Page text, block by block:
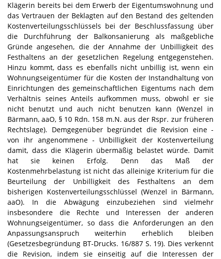
Klägerin bereits bei dem Erwerb der Eigentumswohnung und
das Vertrauen der Beklagten auf den Bestand des geltenden
Kostenverteilungsschlüssels bei der Beschlussfassung über
die Durchführung der Balkonsanierung als maßgebliche
Gründe angesehen, die der Annahme der Unbilligkeit des
Festhaltens an der gesetzlichen Regelung entgegenstehen.
Hinzu kommt, dass es ebenfalls nicht unbillig ist, wenn ein
Wohnungseigentümer für die Kosten der Instandhaltung von
Einrichtungen des gemeinschaftlichen Eigentums nach dem
Verhältnis seines Anteils aufkommen muss, obwohl er sie
nicht benutzt und auch nicht benutzen kann (Wenzel in
Bärmann, aaO, § 10 Rdn. 158 m.N. aus der Rspr. zur früheren
Rechtslage). Demgegenüber begründet die Revision eine -
von ihr angenommene - Unbilligkeit der Kostenverteilung
damit, dass die Klägerin übermäßig belastet würde. Damit
hat sie keinen Erfolg. Denn das Maß der
Kostenmehrbelastung ist nicht das alleinige Kriterium für die
Beurteilung der Unbilligkeit des Festhaltens an dem
bisherigen Kostenverteilungsschlüssel (Wenzel in Bärmann,
aaO). In die Abwägung einzubeziehen sind vielmehr
insbesondere die Rechte und Interessen der anderen
Wohnungseigentümer, so dass die Anforderungen an den
Anpassungsanspruch weiterhin erheblich bleiben
(Gesetzesbegründung BT-Drucks. 16/887 S. 19). Dies verkennt
die Revision, indem sie einseitig auf die Interessen der